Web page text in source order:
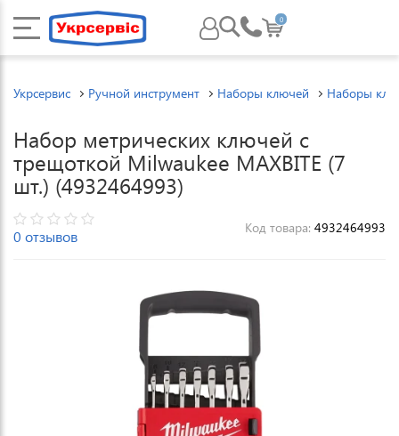
0
Укрсервис Ручной инструмент Наборы ключей Наборы
Набор метрических ключей с
трещоткой Milwaukee MAXBITE (7
шт.) (4932464993)
0 отзывов Код товара: 4932464993